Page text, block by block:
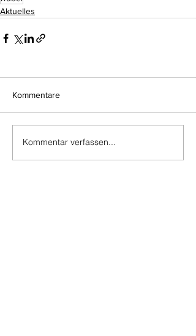
Aktuelles
Kommentare
Kommentar verfassen...